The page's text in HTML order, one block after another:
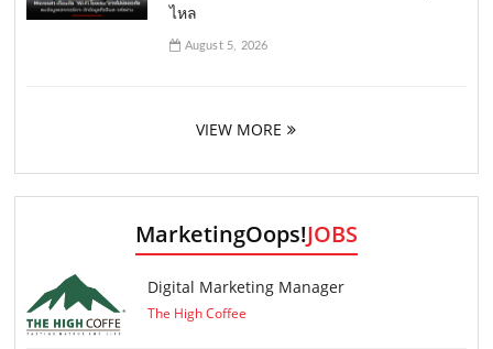
ไหล
August 5, 2026
VIEW MORE
MarketingOops!JOBS
Digital Marketing Manager
The High Coffee